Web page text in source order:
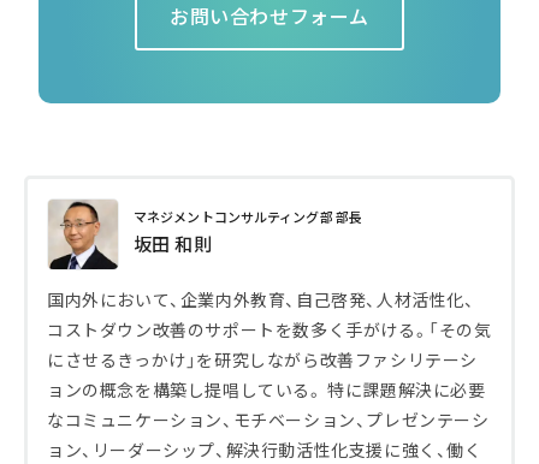
お問い合わせフォーム
マネジメントコンサルティング部 部長
坂田 和則
国内外において、企業内外教育、自己啓発、人材活性化、
コストダウン改善のサポートを数多く手がける。「その気
にさせるきっかけ」を研究しながら改善ファシリテーシ
ョンの概念を構築し提唱している。 特に課題解決に必要
なコミュニケーション、モチベーション、プレゼンテーシ
ョン、リーダーシップ、解決行動活性化支援に強く、働く